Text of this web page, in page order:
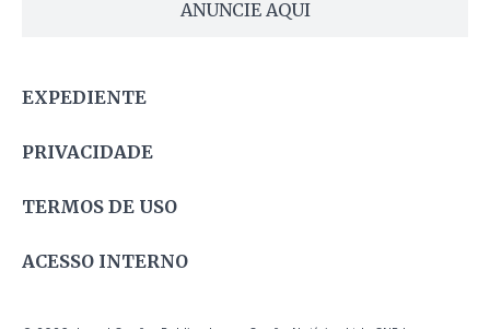
ANUNCIE AQUI
EXPEDIENTE
PRIVACIDADE
TERMOS DE USO
ACESSO INTERNO